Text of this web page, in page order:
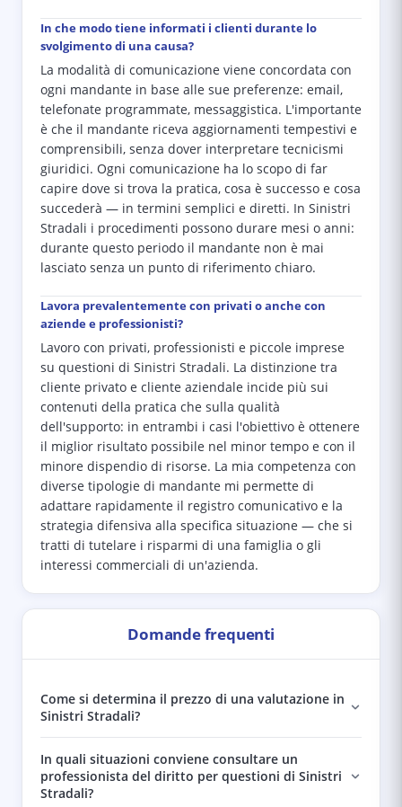
In che modo tiene informati i clienti durante lo
svolgimento di una causa?
La modalità di comunicazione viene concordata con
ogni mandante in base alle sue preferenze: email,
telefonate programmate, messaggistica. L'importante
è che il mandante riceva aggiornamenti tempestivi e
comprensibili, senza dover interpretare tecnicismi
giuridici. Ogni comunicazione ha lo scopo di far
capire dove si trova la pratica, cosa è successo e cosa
succederà — in termini semplici e diretti. In Sinistri
Stradali i procedimenti possono durare mesi o anni:
durante questo periodo il mandante non è mai
lasciato senza un punto di riferimento chiaro.
Lavora prevalentemente con privati o anche con
aziende e professionisti?
Lavoro con privati, professionisti e piccole imprese
su questioni di Sinistri Stradali. La distinzione tra
cliente privato e cliente aziendale incide più sui
contenuti della pratica che sulla qualità
dell'supporto: in entrambi i casi l'obiettivo è ottenere
il miglior risultato possibile nel minor tempo e con il
minore dispendio di risorse. La mia competenza con
diverse tipologie di mandante mi permette di
adattare rapidamente il registro comunicativo e la
strategia difensiva alla specifica situazione — che si
tratti di tutelare i risparmi di una famiglia o gli
interessi commerciali di un'azienda.
Domande frequenti
Come si determina il prezzo di una valutazione in
Sinistri Stradali?
In quali situazioni conviene consultare un
professionista del diritto per questioni di Sinistri
Stradali?